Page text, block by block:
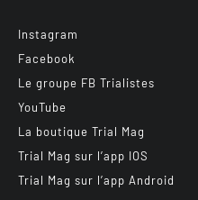
Instagram
Facebook
Le groupe FB Trialistes
YouTube
La boutique Trial Mag
Trial Mag sur l’app IOS
Trial Mag sur l’app Android